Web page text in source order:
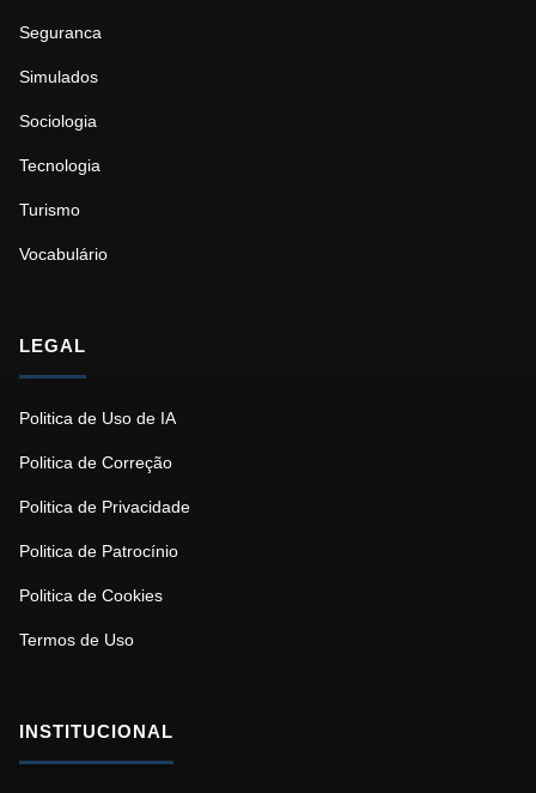
Seguranca
Simulados
Sociologia
Tecnologia
Turismo
Vocabulário
LEGAL
Politica de Uso de IA
Politica de Correção
Politica de Privacidade
Politica de Patrocínio
Politica de Cookies
Termos de Uso
INSTITUCIONAL